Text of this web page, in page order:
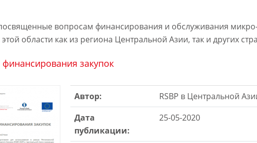
вопросам финансирования и обслуживания
области как из региона Центральной Азии, так и других
закупок
Автор:
RSBP в Центральной
Дата
публикации:
25-05-2020